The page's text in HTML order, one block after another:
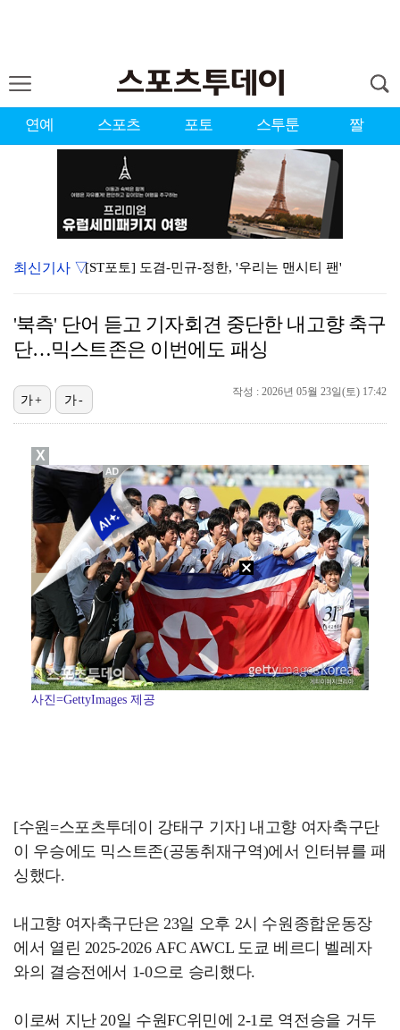
연예 스포츠 포토 스투툰 짤
[ST포토] 도겸-민규-정한, '우리는 맨시티 팬'
'미우새' 탁재훈, 50대 마지막 생일날 '아근진' 폐…
'7번' 이강인, 한국 팬들 앞에서 AT마드리드 데뷔……
한소희, 청순미 벗고 파격 탈색 머리…강렬 아우라 [스…
[ST포토] 리센느 메이, '안녕~'
[ST포토] 제나, '경주공주'
[ST포토] 이강인, 경기서 만난 '2살 절친형' 돈나…
최신기사 ▽
'북측' 단어 듣고 기자회견 중단한 내고향 축구
단…믹스트존은 이번에도 패싱
작성 : 2026년 05월 23일(토) 17:42
가+ 가-
사진=GettyImages 제공
[수원=스포츠투데이 강태구 기자] 내고향 여자축구단
이 우승에도 믹스트존(공동취재구역)에서 인터뷰를 패
싱했다.
내고향 여자축구단은 23일 오후 2시 수원종합운동장
에서 열린 2025-2026 AFC AWCL 도쿄 베르디 벨레자
와의 결승전에서 1-0으로 승리했다.
이로써 지난 20일 수원FC위민에 2-1로 역전승을 거두
X